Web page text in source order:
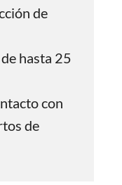
de
hasta 25
con
de